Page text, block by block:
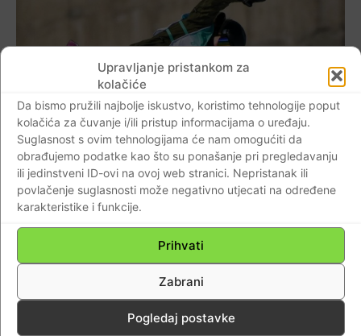
Upravljanje pristankom za
kolačiće
Da bismo pružili najbolje iskustvo, koristimo tehnologije poput
kolačića za čuvanje i/ili pristup informacijama o uređaju.
Suglasnost s ovim tehnologijama će nam omogućiti da
obrađujemo podatke kao što su ponašanje pri pregledavanju
ili jedinstveni ID-ovi na ovoj web stranici. Nepristanak ili
povlačenje suglasnosti može negativno utjecati na određene
karakteristike i funkcije.
Prihvati
Zabrani
Pogledaj postavke
ZIMSKE OI-Snowboarderica Lea Jugovac je
na kvalifikacijama u big airu završila na 28.
mjestu.Čestitke Lei na olimpijskom debiju!
Braniteljski portal